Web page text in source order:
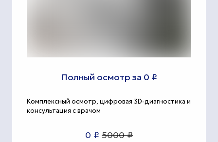
Полный осмотр за 0 ₽
Комплексный осмотр, цифровая 3D-диагностика и
консультация с врачом
0 ₽ 5000 ₽